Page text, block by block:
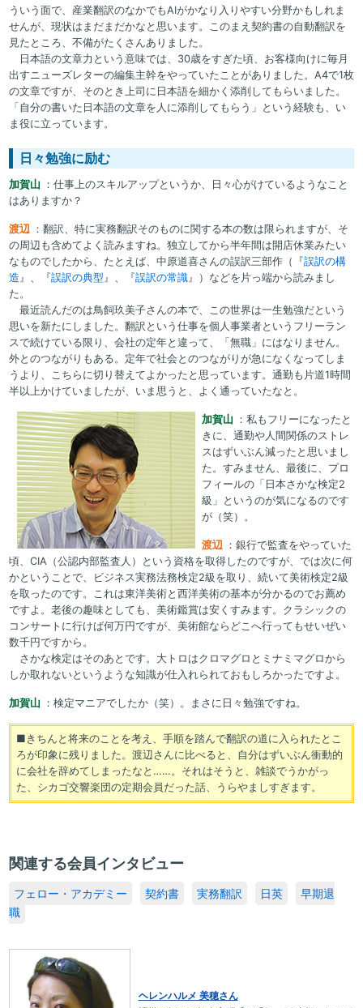
ういう面で、産業翻訳のなかでもAIがかなり入りやすい分野かもしれま
せんが、現状はまだまだかなと思います。このまえ契約書の自動翻訳を
見たところ、不備がたくさんありました。
日本語の文章力という意味では、30歳をすぎた頃、お客様向けに毎月
出すニューズレターの編集主幹をやっていたことがありました。A4で1枚
の文章ですが、そのとき上司に日本語を細かく添削してもらいました。
「自分の書いた日本語の文章を人に添削してもらう」という経験も、い
ま役に立っています。
日々勉強に励む
加賀山 ：仕事上のスキルアップというか、日々心がけているようなこと
はありますか？
渡辺 ：翻訳、特に実務翻訳そのものに関する本の数は限られますが、そ
の周辺も含めてよく読みますね。独立してから半年間は開店休業みたい
なものでしたから、たとえば、中原道喜さんの誤訳三部作（『誤訳の構
造 』、『誤訳の典型 』、『誤訳の常識』）などを片っ端から読みまし
た。
最近読んだのは鳥飼玖美子さんの本で、この世界は一生勉強だという
思いを新たにしました。翻訳という仕事を個人事業者というフリーラン
スで続けている限り、会社の定年と違って、「無職」にはなりません。
外とのつながりもある。定年で社会とのつながりが急になくなってしま
うより、こちらに切り替えてよかったと思っています。通勤も片道1時間
半以上かけていましたが、いま思うと、よく通っていたなと。
加賀山 ：私もフリーになったと
きに、通勤や人間関係のストレ
スはずいぶん減ったと思いまし
た。すみません、最後に、プロ
フィールの「日本さかな検定2
級」というのが気になるのです
が（笑）。
渡辺 ：銀行で監査をやっていた
頃、CIA（公認内部監査人）という資格を取得したのですが、では次に何
かということで、ビジネス実務法務検定2級を取り、続いて美術検定2級
を取ったのです。これは東洋美術と西洋美術の基本が分かるのでお薦め
ですよ。老後の趣味としても、美術鑑賞は安くすみます。クラシックの
コンサートに行けば何万円ですが、美術館ならどこへ行ってもせいぜい
数千円ですから。
さかな検定はそのあとです。大トロはクロマグロとミナミマグロから
しか取れないというような知識が仕入れられておもしろかったですよ。
加賀山 ：検定マニアでしたか（笑）。まさに日々勉強ですね。
■きちんと将来のことを考え、手順を踏んで翻訳の道に入られたとこ
ろが印象に残りました。渡辺さんに比べると、自分はずいぶん衝動的
に会社を辞めてしまったなと……。それはそうと、雑談でうかがっ
た、シカゴ交響楽団の定期会員だった話、うらやましすぎます。
関連する会員インタビュー
フェロー・アカデミー 契約書 実務翻訳 日英
早期退
職
ヘレンハルメ 美穂さん